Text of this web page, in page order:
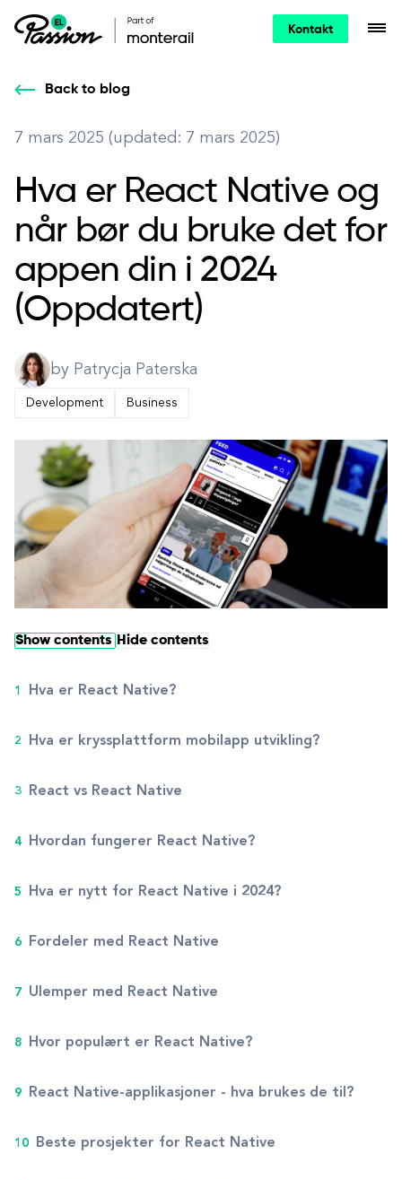
Kontakt
Back to blog
7 mars 2025 (updated: 7 mars 2025)
Hva er React Native og
når bør du bruke det for
appen din i 2024
(Oppdatert)
by Patrycja Paterska
Development Business
Show contents Hide contents
Hva er React Native?
Hva er kryssplattform mobilapp utvikling?
React vs React Native
Hvordan fungerer React Native?
Hva er nytt for React Native i 2024?
Fordeler med React Native
Ulemper med React Native
Hvor populært er React Native?
React Native-applikasjoner - hva brukes de til?
Beste prosjekter for React Native